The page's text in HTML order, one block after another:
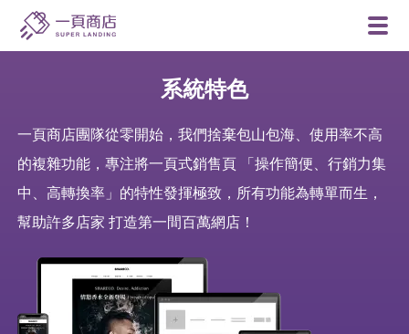
一
店
系統特色
一頁商店團隊從零開始，我們捨棄包山包海、使用率不高
的複雜功能，專注將一頁式銷售頁 「操作簡便、行銷力集
中、高轉換率」的特性發揮極致，所有功能為轉單而生，
幫助許多店家 打造第一間百萬網店！